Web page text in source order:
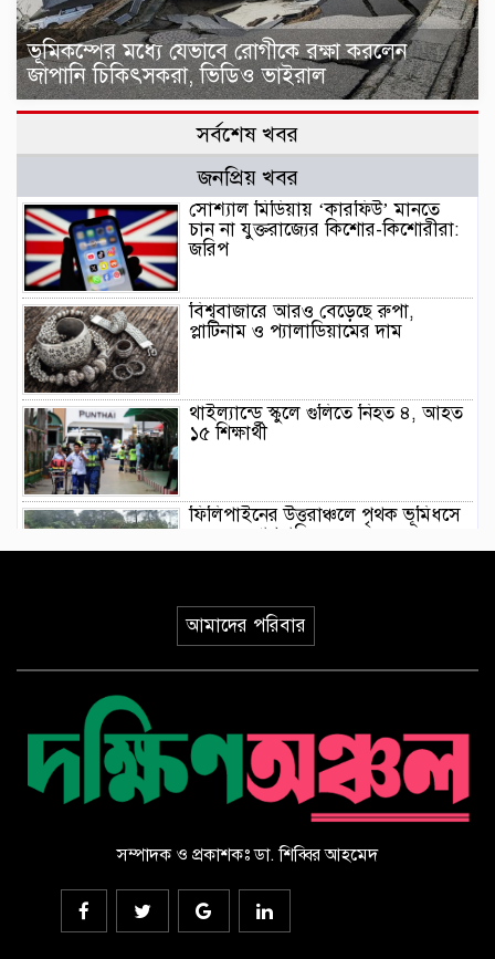
ভূমিকম্পের মধ্যে যেভাবে রোগীকে রক্ষা করলেন
জাপানি চিকিৎসকরা, ভিডিও ভাইরাল
সর্বশেষ খবর
জনপ্রিয় খবর
সোশ্যাল মিডিয়ায় ‘কারফিউ’ মানতে
চান না যুক্তরাজ্যের কিশোর-কিশোরীরা:
জরিপ
বিশ্ববাজারে আরও বেড়েছে রুপা,
প্লাটিনাম ও প্যালাডিয়ামের দাম
থাইল্যান্ডে স্কুলে গুলিতে নিহত ৪, আহত
১৫ শিক্ষার্থী
ফিলিপাইনের উত্তরাঞ্চলে পৃথক ভূমিধসে
৪ জনের প্রাণহানি
ইয়েমেনে হুথিদের ড্রোন হামলা,
ভূপাতিতের দাবি সরকারি বাহিনীর
করলেন জাপানি চিকিৎসকরা, ভিডিও
ভাইরাল
সৌদি আরবে হুথিদের হামলায় ১১
বেসামরিক নাগরিক আহত
ড্যাবের ৩৭তম প্রতিষ্ঠাবার্ষিকীর
আমাদের পরিবার
সম্পাদক ও প্রকাশকঃ ডা. শিব্বির আহমেদ